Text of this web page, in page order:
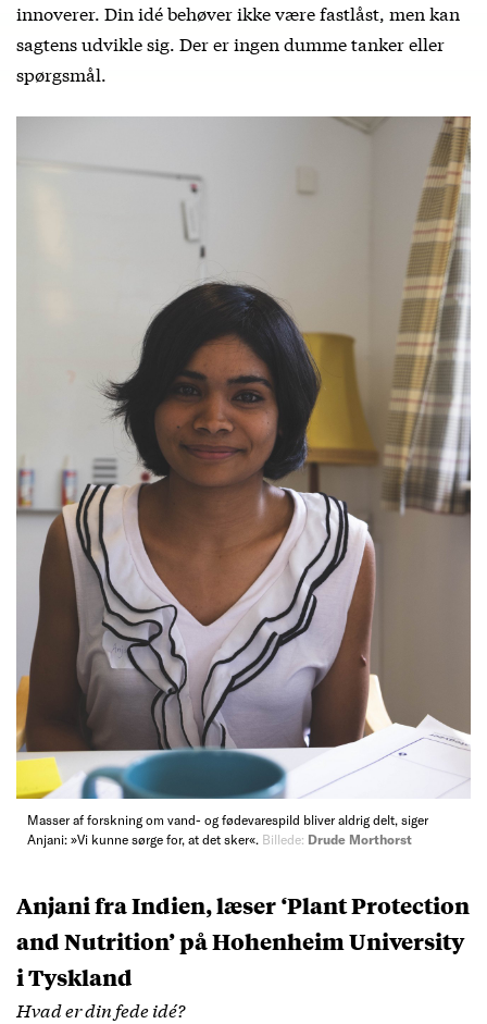
innoverer. Din idé behøver ikke være fastlåst, men kan
sagtens udvikle sig. Der er ingen dumme tanker eller
spørgsmål.
Masser af forskning om vand- og fødevarespild bliver aldrig delt, siger
Anjani: »Vi kunne sørge for, at det sker«. Billede: Drude Morthorst
Anjani fra Indien, læser ‘Plant Protection
and Nutrition’ på Hohenheim University
i Tyskland
Hvad er din fede idé?